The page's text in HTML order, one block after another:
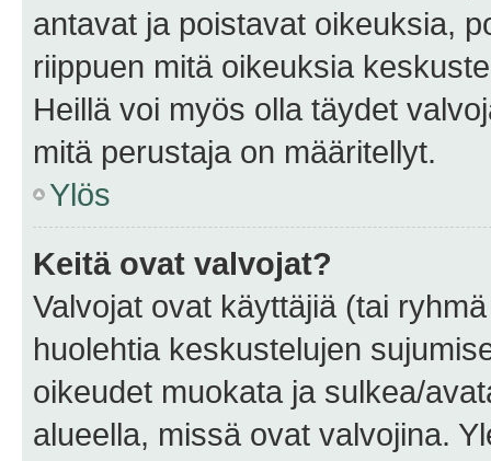
antavat ja poistavat oikeuksia,
riippuen mitä oikeuksia
Heillä voi myös olla täydet
mitä perustaja on määritellyt.
Ylös
Keitä ovat valvojat?
Valvojat ovat käyttäjiä (tai
huolehtia keskustelujen
oikeudet muokata ja sulkea/
alueella, missä ovat valvojina.